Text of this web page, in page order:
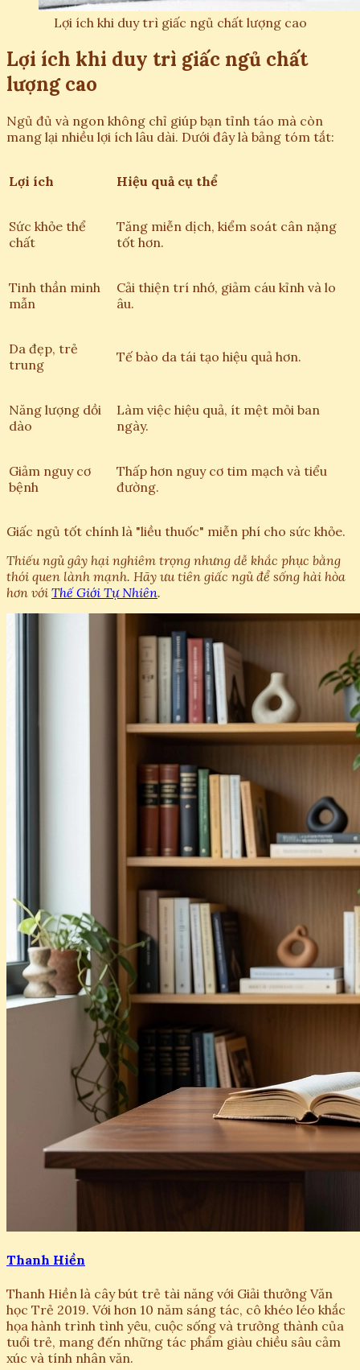
Lợi ích khi duy trì giấc ngủ chất lượng cao
Lợi ích khi duy trì giấc ngủ chất
lượng cao
Ngủ đủ và ngon không chỉ giúp bạn tỉnh táo mà còn
mang lại nhiều lợi ích lâu dài. Dưới đây là bảng tóm tắt:
Lợi ích Hiệu quả cụ thể
Sức khỏe thể
chất
Tăng miễn dịch, kiểm soát cân nặng
tốt hơn.
Tinh thần minh
mẫn
Cải thiện trí nhớ, giảm cáu kỉnh và lo
âu.
Da đẹp, trẻ
trung
Tế bào da tái tạo hiệu quả hơn.
Năng lượng dồi
dào
Làm việc hiệu quả, ít mệt mỏi ban
ngày.
Giảm nguy cơ
bệnh
Thấp hơn nguy cơ tim mạch và tiểu
đường.
Giấc ngủ tốt chính là "liều thuốc" miễn phí cho sức khỏe.
Thiếu ngủ gây hại nghiêm trọng nhưng dễ khắc phục bằng
thói quen lành mạnh. Hãy ưu tiên giấc ngủ để sống hài hòa
hơn với Thế Giới Tự Nhiên.
Thanh Hiền
Thanh Hiền là cây bút trẻ tài năng với Giải thưởng Văn
học Trẻ 2019. Với hơn 10 năm sáng tác, cô khéo léo khắc
họa hành trình tình yêu, cuộc sống và trưởng thành của
tuổi trẻ, mang đến những tác phẩm giàu chiều sâu cảm
xúc và tính nhân văn.